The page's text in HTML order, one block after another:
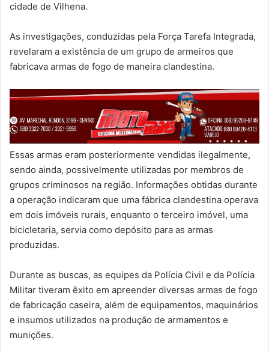
cidade de Vilhena.
As investigações, conduzidas pela Força Tarefa Integrada,
revelaram a existência de um grupo de armeiros que
fabricava armas de fogo de maneira clandestina.
Essas armas eram posteriormente vendidas ilegalmente,
sendo ainda, possivelmente utilizadas por membros de
grupos criminosos na região. Informações obtidas durante
a operação indicaram que uma fábrica clandestina operava
em dois imóveis rurais, enquanto o terceiro imóvel, uma
bicicletaria, servia como depósito para as armas
produzidas.
Durante as buscas, as equipes da Polícia Civil e da Polícia
Militar tiveram êxito em apreender diversas armas de fogo
de fabricação caseira, além de equipamentos, maquinários
e insumos utilizados na produção de armamentos e
munições.